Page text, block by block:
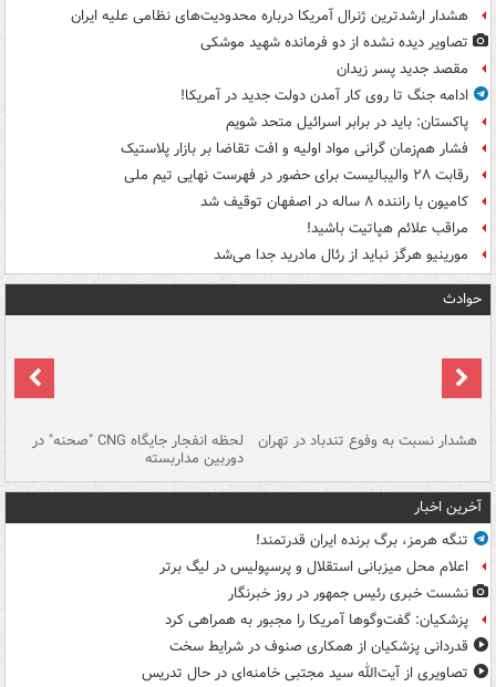
هشدار ارشدترین ژنرال آمریکا درباره محدودیت‌های نظامی علیه ایران
تصاویر دیده‌ نشده از دو فرمانده شهید موشکی
مقصد جدید پسر زیدان
ادامه جنگ تا روی کار آمدن دولت جدید در آمریکا!
پاکستان: باید در برابر اسرائیل متحد شویم
فشار هم‌زمان گرانی مواد اولیه و افت تقاضا بر بازار پلاستیک
رقابت ۲۸ والیبالیست برای حضور در فهرست نهایی تیم ملی
کامیون با راننده ۸ ساله در اصفهان توقیف شد
مراقب علائم هپاتیت باشید!
مورینیو هرگز نباید از رئال مادرید جدا می‌شد
حوادث
هشدار نسبت به وفوع تندباد در تهران لحظه انفجار جایگاه CNG "صحنه" در
دوربین مداربسته
آخرین اخبار
تنگه هرمز، برگ برنده ایران قدرتمند!
اعلام محل میزبانی استقلال و پرسپولیس در لیگ برتر
نشست خبری رئیس جمهور در روز خبرنگار
پزشکیان: گفت‌وگوها آمریکا را مجبور به همراهی کرد
قدردانی پزشکیان از همکاری صنوف در شرایط سخت
تصاویری از آیت‌الله سید مجتبی خامنه‌ای در حال تدریس